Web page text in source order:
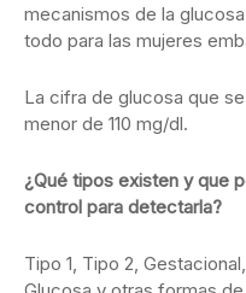
mecanismos de la
todo para las mujeres
La cifra de glucosa que
menor de 110 mg/dl.
¿Qué tipos existen y que
control para detectarla?
Tipo 1, Tipo 2,